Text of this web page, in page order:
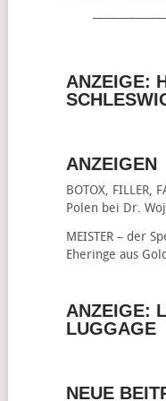
ANZEIGE:
ANZEIGEN
BOTOX, FILLER,
Polen bei Dr.
MEISTER – der
Eheringe aus
ANZEIGE:
LUGGAGE
NEUE